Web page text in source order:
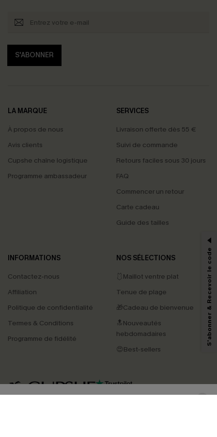
S'ABONNER
LA MARQUE
À propos de nous
Avis clients
Cupshe chaîne logistique
Programme ambassadeur
SERVICES
Livraison offerte dès 55 €
Suivi de commande
Retours faciles sous 30 jours
FAQ
Commencer un retour
Carte cadeau
Guide des tailles
INFORMATIONS
Contactez-nous
Affiliation
Politique de confidentialité
Termes & Conditions
Programme de fidélité
NOS SÉLECTIONS
🩱Maillot ventre plat
Tenue de plage
🎁Cadeau de bienvenue
🔝Nouveautés
hebdomadaires
😍Best-sellers
4.4
PROFITEZ DE -15%
marketing (y compris du contenu généré par l'IA) de Cupshe et
pouvons utiliser les données collectées sur notre site ainsi que des
savoir si ceux-ci ont été ouverts, de mesurer votre engagement, de
personnaliser nos contenus et nos offres, et de vous recommander des
produits susceptibles de vous intéresser, conformément à notre
Politique de
. Vous pouvez vous désabonner à tout moment.
S'abonner & Recevoir le code